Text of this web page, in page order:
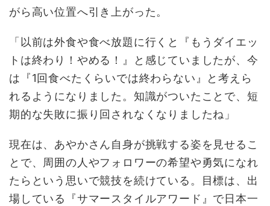
がら高い位置へ引き上がった。
「以前は外食や食べ放題に行くと『もうダイエッ
トは終わり！やめる！』と感じていましたが、今
は『1回食べたくらいでは終わらない』と考えら
れるようになりました。知識がついたことで、短
期的な失敗に振り回されなくなりましたね」
現在は、あやかさん自身が挑戦する姿を見せるこ
とで、周囲の人やフォロワーの希望や勇気になれ
たらという思いで競技を続けている。目標は、出
場している『サマースタイルアワード』で日本一